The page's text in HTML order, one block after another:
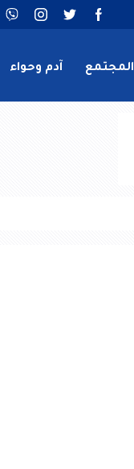
المجتمع آدم وحواء